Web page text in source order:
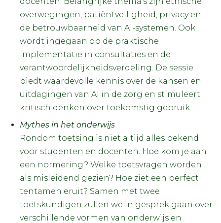
overwegingen, patiëntveiligheid, privacy en
de betrouwbaarheid van AI-systemen. Ook
wordt ingegaan op de praktische
implementatie in consultaties en de
verantwoordelijkheidsverdeling. De sessie
biedt waardevolle kennis over de kansen en
uitdagingen van AI in de zorg en stimuleert
kritisch denken over toekomstig gebruik.
Mythes in het onderwijs
Rondom toetsing is niet altijd alles bekend
voor studenten en docenten. Hoe kom je aan
een normering? Welke toetsvragen worden
als misleidend gezien? Hoe ziet een perfect
tentamen eruit? Samen met twee
toetskundigen zullen we in gesprek gaan over
verschillende vormen van onderwijs en